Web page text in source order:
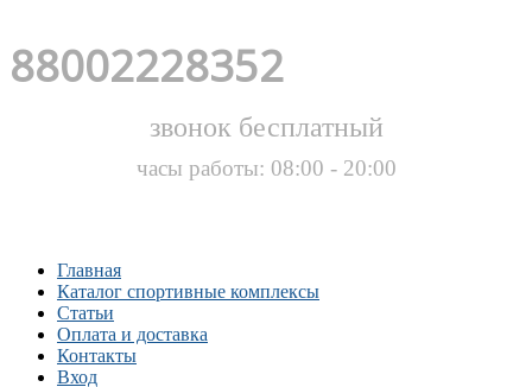
88002228352
звонок бесплатный
часы работы: 08:00 - 20:00
Главная
Каталог спортивные комплексы
Статьи
Оплата и доставка
Контакты
Вход